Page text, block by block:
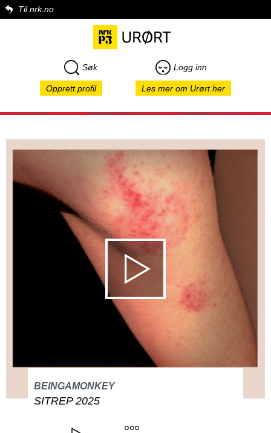
Til nrk.no
Søk Logg inn
Opprett profil Les mer om Urørt her
BEINGAMONKEY
SITREP 2025